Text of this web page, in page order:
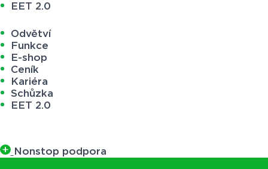
EET 2.0
Odvětví
Funkce
E-shop
Ceník
Kariéra
Schůzka
EET 2.0
Nonstop podpora